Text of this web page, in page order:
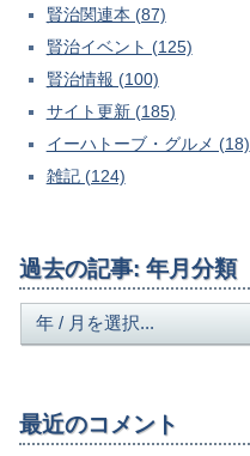
賢治関連本 (87)
賢治イベント (125)
賢治情報 (100)
サイト更新 (185)
イーハトーブ・グルメ (18)
雑記 (124)
過去の記事: 年月分類
最近のコメント